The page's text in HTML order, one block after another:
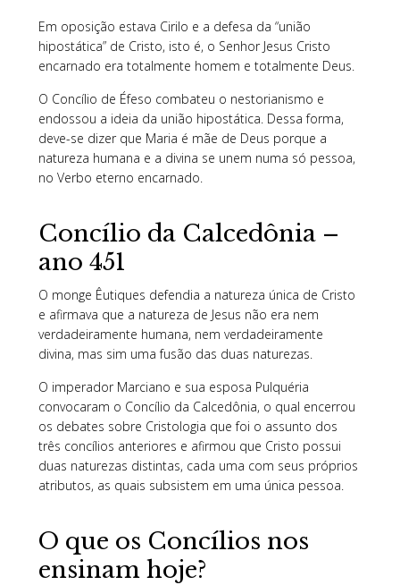
Em oposição estava Cirilo e a defesa da “união
hipostática” de Cristo, isto é, o Senhor Jesus Cristo
encarnado era totalmente homem e totalmente Deus.
O Concílio de Éfeso combateu o nestorianismo e
endossou a ideia da união hipostática. Dessa forma,
deve-se dizer que Maria é mãe de Deus porque a
natureza humana e a divina se unem numa só pessoa,
no Verbo eterno encarnado.
Concílio da Calcedônia –
ano 451
O monge Êutiques defendia a natureza única de Cristo
e afirmava que a natureza de Jesus não era nem
verdadeiramente humana, nem verdadeiramente
divina, mas sim uma fusão das duas naturezas.
O imperador Marciano e sua esposa Pulquéria
convocaram o Concílio da Calcedônia, o qual encerrou
os debates sobre Cristologia que foi o assunto dos
três concílios anteriores e afirmou que Cristo possui
duas naturezas distintas, cada uma com seus próprios
atributos, as quais subsistem em uma única pessoa.
O que os Concílios nos
ensinam hoje?